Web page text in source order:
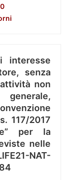
interesse
senza
non
117/2017
per la
nelle
NAT-